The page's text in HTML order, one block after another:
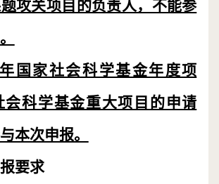
攻关项目的负责人，不能参
国家社会科学基金年度项
会科学基金重大项目的申请
本次申报。
要求